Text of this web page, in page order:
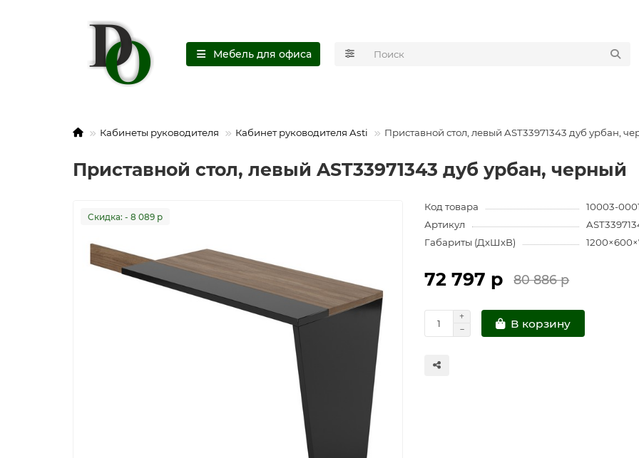
Мебель для офиса
Кабинеты руководителя Кабинет руководителя Asti Приставной стол, левый AST33971343 дуб урбан,
Приставной стол, левый AST33971343 дуб урбан, черный
Cкидка: - 8 089 р
Код товара
10003-
Артикул
Габариты (ДхШхВ)
72 797 р 80 886 р
В корзину